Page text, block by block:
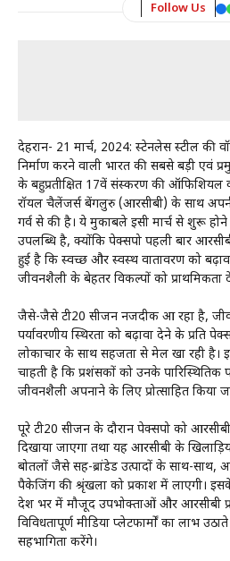
Follow Us
देहरादून- 21 मार्च, 2024: स्टेनलेस स्टील
निर्माण करने वाली भारत की सबसे बड़ी एवं
के बहुप्रतीक्षित 17वें संस्करण की ऑफिशियल
रॉयल चैलेंजर्स बेंगलुरु (आरसीबी) के साथ
गर्व से की है। ये मुकाबले इसी मार्च से शुरू
उपलब्धि है, क्योंकि पेक्सपो पहली बार
हुई है कि स्वच्छ और स्वस्थ वातावरण को
जीवनशैली के बेहतर विकल्पों को प्राथमिकता
जैसे-जैसे टी20 सीजन नजदीक आ रहा है,
पर्यावरणीय स्थिरता को बढ़ावा देने के प्रति
लोकाचार के साथ सहजता से मेल खा रही है।
चाहती है कि प्रशंसकों को उनके पारिस्थितिक
जीवनशैली अपनाने के लिए प्रोत्साहित किया
पूरे टी20 सीजन के दौरान पेक्सपो को
दिखाया जाएगा तथा यह आरसीबी के
बोतलों जैसे सह-ब्रांडेड उत्पादों के साथ-साथ,
पैकेजिंग की श्रृंखला को प्रकाश में लाएगी।
देश भर में मौजूद उपभोक्ताओं और आरसीबी
विविधतापूर्ण मीडिया प्लेटफार्मों का लाभ
सहभागिता करेंगे।